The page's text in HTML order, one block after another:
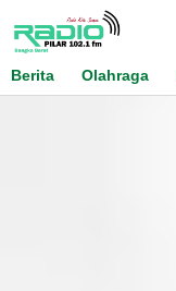
content
Berita
Olahraga